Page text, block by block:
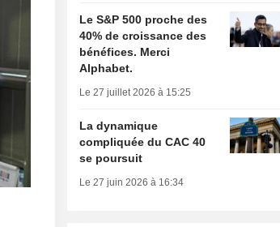
Le S&P 500 proche des
40% de croissance des
bénéfices. Merci
Alphabet.
Le 27 juillet 2026 à 15:25
La dynamique
compliquée du CAC 40
se poursuit
Le 27 juin 2026 à 16:34